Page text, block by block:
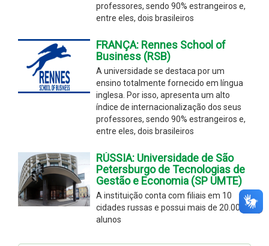
professores, sendo 90% estrangeiros e,
entre eles, dois brasileiros
FRANÇA: Rennes School of
Business (RSB)
A universidade se destaca por um
ensino totalmente fornecido em língua
inglesa. Por isso, apresenta um alto
índice de internacionalização dos seus
professores, sendo 90% estrangeiros e,
entre eles, dois brasileiros
RÚSSIA: Universidade de São
Petersburgo de Tecnologias de
Gestão e Economia (SP UMTE)
A instituição conta com filiais em 10
cidades russas e possui mais de 20.000
alunos